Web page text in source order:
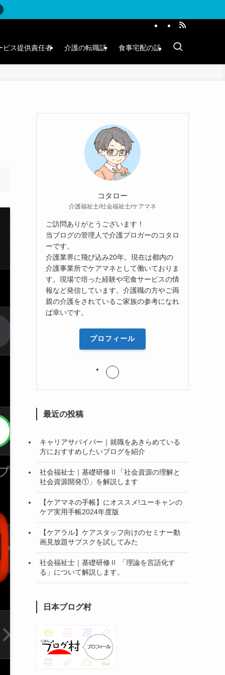
ビス提供責任者 介護の転職話 食事宅配の話
コタロー
介護福祉士/社会福祉士/ケアマネ
ご訪問ありがとうございます！
当ブログの管理人で介護ブロガーのコタロ
ーです。
介護業界に飛び込み20年。現在は都内の
介護事業所でケアマネとして働いておりま
す。現場で培った経験や宅食サービスの情
報など発信しています。介護職の方やご両
親の介護をされているご家族の参考になれ
ば幸いです。
プロフィール
最近の投稿
キャリアサバイバー｜就職をあきらめている
方におすすめしたいブログを紹介
社会福祉士｜基礎研修Ⅱ「社会資源の理解と
社会資源開発①」を解説します
【ケアマネの手帳】にオススメ!ユーキャンの
ケア実用手帳2024年度版
【ケアラル】ケアスタッフ向けのセミナー動
画見放題サブスクを試してみた
社会福祉士｜基礎研修Ⅱ 「理論を言語化す
る」について解説します。
日本ブログ村